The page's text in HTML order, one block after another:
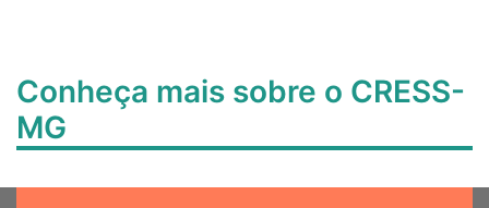
Conheça mais sobre o CRESS-
MG